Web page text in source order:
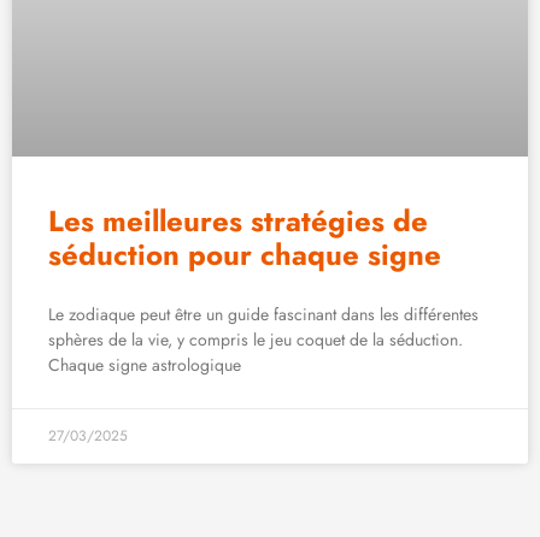
Les meilleures stratégies de
séduction pour chaque signe
Le zodiaque peut être un guide fascinant dans les différentes
sphères de la vie, y compris le jeu coquet de la séduction.
Chaque signe astrologique
27/03/2025